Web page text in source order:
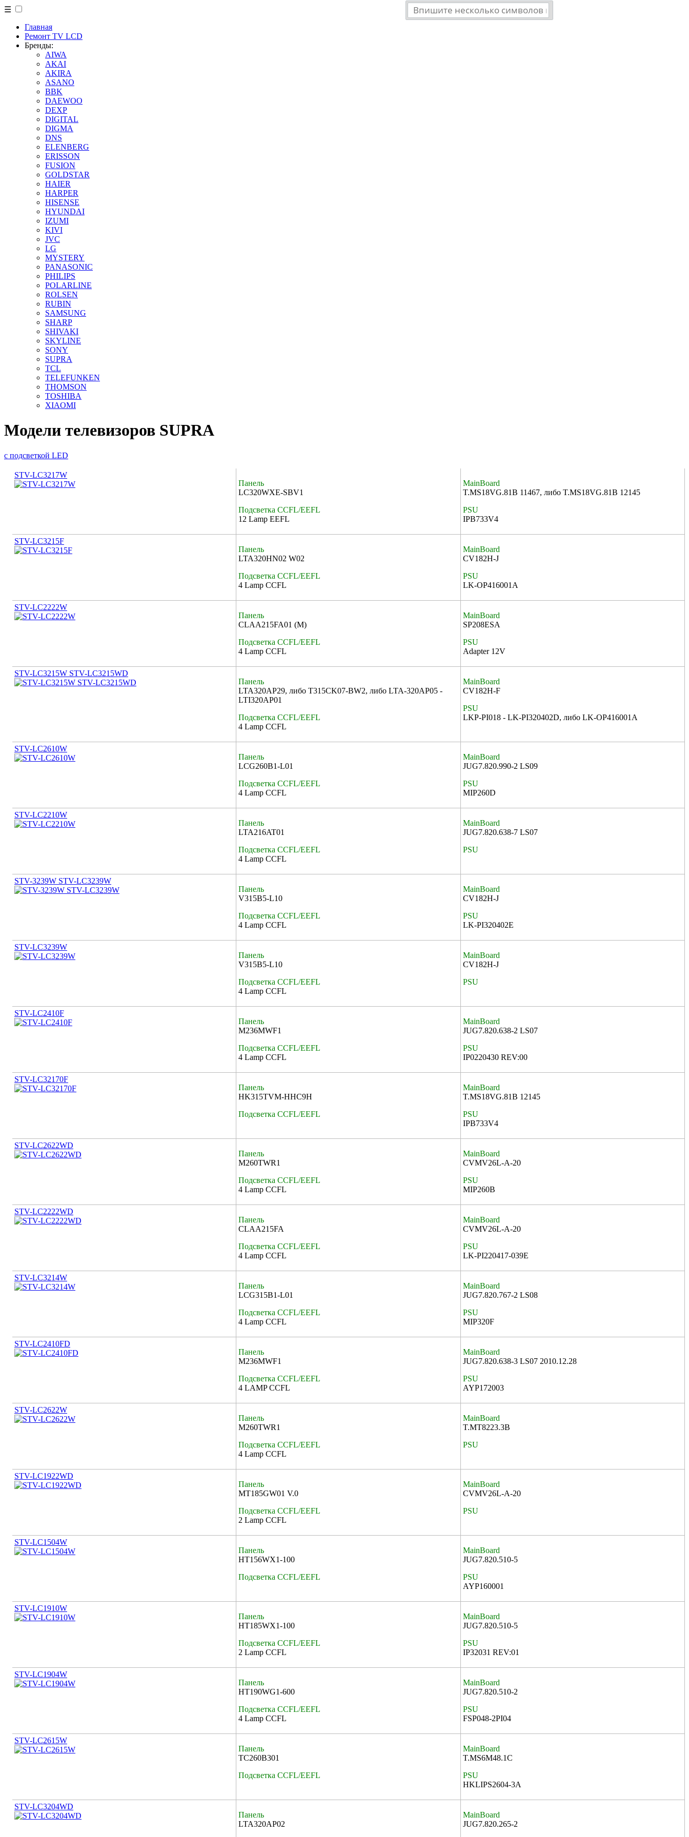
☰
Главная
Ремонт TV LCD
Бренды:
AIWA
AKAI
AKIRA
ASANO
BBK
DAEWOO
DEXP
DIGITAL
DIGMA
DNS
ELENBERG
ERISSON
FUSION
GOLDSTAR
HAIER
HARPER
HISENSE
HYUNDAI
IZUMI
KIVI
JVC
LG
MYSTERY
PANASONIC
PHILIPS
POLARLINE
ROLSEN
RUBIN
SAMSUNG
SHARP
SHIVAKI
SKYLINE
SONY
SUPRA
TCL
TELEFUNKEN
THOMSON
TOSHIBA
XIAOMI
Модели телевизоров SUPRA
с подсветкой LED
STV-LC3217W
Панель
LC320WXE-SBV1
Подсветка CCFL/EEFL
12 Lamp EEFL
MainBoard
T.MS18VG.81B 11467, либо T.MS18VG.81B 12145
PSU
IPB733V4
STV-LC3215F
Панель
LTA320HN02 W02
Подсветка CCFL/EEFL
4 Lamp CCFL
MainBoard
CV182H-J
PSU
LK-OP416001A
STV-LC2222W
Панель
CLAA215FA01 (M)
Подсветка CCFL/EEFL
4 Lamp CCFL
MainBoard
SP208ESA
PSU
Adapter 12V
STV-LC3215W STV-LC3215WD
Панель
LTA320AP29, либо T315CK07-BW2, либо LTA-320AP05 -
LTI320AP01
Подсветка CCFL/EEFL
4 Lamp CCFL
MainBoard
CV182H-F
PSU
LKP-PI018 - LK-PI320402D, либо LK-OP416001A
STV-LC2610W
Панель
LCG260B1-L01
Подсветка CCFL/EEFL
4 Lamp CCFL
MainBoard
JUG7.820.990-2 LS09
PSU
MIP260D
STV-LC2210W
Панель
LTA216AT01
Подсветка CCFL/EEFL
4 Lamp CCFL
MainBoard
JUG7.820.638-7 LS07
PSU
STV-3239W STV-LC3239W
Панель
V315B5-L10
Подсветка CCFL/EEFL
4 Lamp CCFL
MainBoard
CV182H-J
PSU
LK-PI320402E
STV-LC3239W
Панель
V315B5-L10
Подсветка CCFL/EEFL
4 Lamp CCFL
MainBoard
CV182H-J
PSU
STV-LC2410F
Панель
M236MWF1
Подсветка CCFL/EEFL
4 Lamp CCFL
MainBoard
JUG7.820.638-2 LS07
PSU
IP0220430 REV:00
STV-LC32170F
Панель
HK315TVM-HHC9H
Подсветка CCFL/EEFL
MainBoard
T.MS18VG.81B 12145
PSU
IPB733V4
STV-LC2622WD
Панель
M260TWR1
Подсветка CCFL/EEFL
4 Lamp CCFL
MainBoard
CVMV26L-A-20
PSU
MIP260B
STV-LC2222WD
Панель
CLAA215FA
Подсветка CCFL/EEFL
4 Lamp CCFL
MainBoard
CVMV26L-A-20
PSU
LK-PI220417-039E
STV-LC3214W
Панель
LCG315B1-L01
Подсветка CCFL/EEFL
4 Lamp CCFL
MainBoard
JUG7.820.767-2 LS08
PSU
MIP320F
STV-LC2410FD
Панель
M236MWF1
Подсветка CCFL/EEFL
4 LAMP CCFL
MainBoard
JUG7.820.638-3 LS07 2010.12.28
PSU
AYP172003
STV-LC2622W
Панель
M260TWR1
Подсветка CCFL/EEFL
4 Lamp CCFL
MainBoard
T.MT8223.3B
PSU
STV-LC1922WD
Панель
MT185GW01 V.0
Подсветка CCFL/EEFL
2 Lamp CCFL
MainBoard
CVMV26L-A-20
PSU
STV-LC1504W
Панель
HT156WX1-100
Подсветка CCFL/EEFL
MainBoard
JUG7.820.510-5
PSU
AYP160001
STV-LC1910W
Панель
HT185WX1-100
Подсветка CCFL/EEFL
2 Lamp CCFL
MainBoard
JUG7.820.510-5
PSU
IP32031 REV:01
STV-LC1904W
Панель
HT190WG1-600
Подсветка CCFL/EEFL
4 Lamp CCFL
MainBoard
JUG7.820.510-2
PSU
FSP048-2PI04
STV-LC2615W
Панель
TC260B301
Подсветка CCFL/EEFL
MainBoard
T.MS6M48.1C
PSU
HKLIPS2604-3A
STV-LC3204WD
Панель
LTA320AP02
MainBoard
JUG7.820.265-2